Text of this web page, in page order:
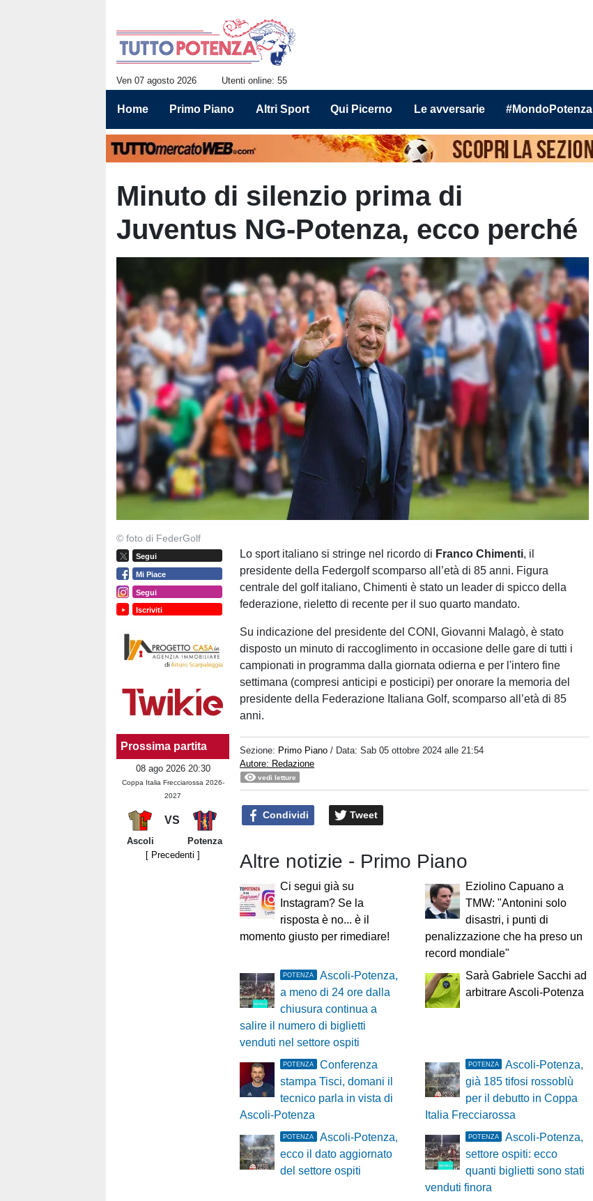
Ven 07 agosto 2026 Utenti online: 55
Home Primo Piano Altri Sport Qui Picerno Le avversarie #MondoPotenza
Minuto di silenzio prima di
Juventus NG-Potenza, ecco perché
© foto di FederGolf
Segui
Mi Piace
Segui
Iscriviti
Prossima partita
08 ago 2026 20:30
Coppa Italia Frecciarossa 2026-
2027
VS
Ascoli
Potenza
[ Precedenti ]
Lo sport italiano si stringe nel ricordo di Franco Chimenti, il
presidente della Federgolf scomparso all’età di 85 anni. Figura
centrale del golf italiano, Chimenti è stato un leader di spicco della
federazione, rieletto di recente per il suo quarto mandato.
Su indicazione del presidente del CONI, Giovanni Malagò, è stato
disposto un minuto di raccoglimento in occasione delle gare di tutti i
campionati in programma dalla giornata odierna e per l'intero fine
settimana (compresi anticipi e posticipi) per onorare la memoria del
presidente della Federazione Italiana Golf, scomparso all’età di 85
anni.
Sezione: Primo Piano / Data:Sab 05 ottobre 2024 alle 21:54
Autore: Redazione
vedi letture
Condividi Tweet
Altre notizie - Primo Piano
Ci segui già su
Instagram? Se la
risposta è no... è il
momento giusto per rimediare!
Eziolino Capuano a
TMW: "Antonini solo
disastri, i punti di
penalizzazione che ha preso un
record mondiale"
POTENZA
Ascoli-Potenza,
a meno di 24 ore dalla
chiusura continua a
salire il numero di biglietti
venduti nel settore ospiti
Sarà Gabriele Sacchi ad
arbitrare Ascoli-Potenza
POTENZA
Conferenza
stampa Tisci, domani il
tecnico parla in vista di
Ascoli-Potenza
POTENZA
Ascoli-Potenza,
già 185 tifosi rossoblù
per il debutto in Coppa
Italia Frecciarossa
POTENZA
Ascoli-Potenza,
ecco il dato aggiornato
del settore ospiti
POTENZA
Ascoli-Potenza,
settore ospiti: ecco
quanti biglietti sono stati
venduti finora